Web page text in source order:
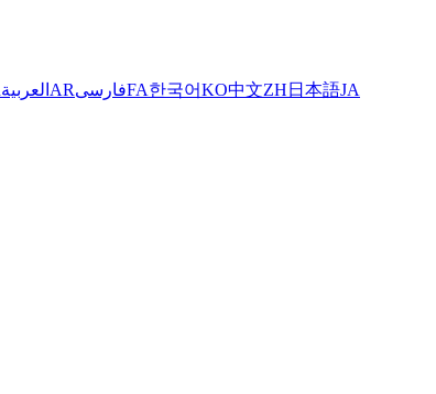
العربية ARفارسیFA한국어KO中文ZH 日本語JA